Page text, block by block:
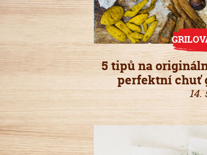
5 tipů na
perfektní chuť
14.